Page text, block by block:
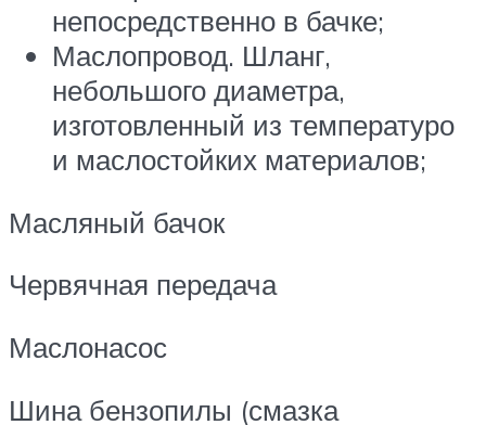
непосредственно в бачке;
Маслопровод. Шланг,
небольшого диаметра,
изготовленный из температуро
и маслостойких материалов;
Масляный бачок
Червячная передача
Маслонасос
Шина бензопилы (смазка